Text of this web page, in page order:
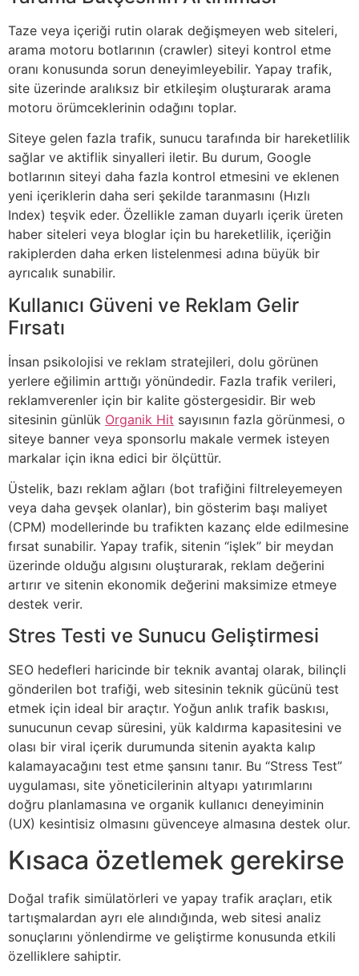
Taze veya içeriği rutin olarak değişmeyen web siteleri,
arama motoru botlarının (crawler) siteyi kontrol etme
oranı konusunda sorun deneyimleyebilir. Yapay trafik,
site üzerinde aralıksız bir etkileşim oluşturarak arama
motoru örümceklerinin odağını toplar.
Siteye gelen fazla trafik, sunucu tarafında bir hareketlilik
sağlar ve aktiflik sinyalleri iletir. Bu durum, Google
botlarının siteyi daha fazla kontrol etmesini ve eklenen
yeni içeriklerin daha seri şekilde taranmasını (Hızlı
Index) teşvik eder. Özellikle zaman duyarlı içerik üreten
haber siteleri veya bloglar için bu hareketlilik, içeriğin
rakiplerden daha erken listelenmesi adına büyük bir
ayrıcalık sunabilir.
Kullanıcı Güveni ve Reklam Gelir
Fırsatı
İnsan psikolojisi ve reklam stratejileri, dolu görünen
yerlere eğilimin arttığı yönündedir. Fazla trafik verileri,
reklamverenler için bir kalite göstergesidir. Bir web
sitesinin günlük Organik Hit sayısının fazla görünmesi, o
siteye banner veya sponsorlu makale vermek isteyen
markalar için ikna edici bir ölçüttür.
Üstelik, bazı reklam ağları (bot trafiğini filtreleyemeyen
veya daha gevşek olanlar), bin gösterim başı maliyet
(CPM) modellerinde bu trafikten kazanç elde edilmesine
fırsat sunabilir. Yapay trafik, sitenin “işlek” bir meydan
üzerinde olduğu algısını oluşturarak, reklam değerini
artırır ve sitenin ekonomik değerini maksimize etmeye
destek verir.
Stres Testi ve Sunucu Geliştirmesi
SEO hedefleri haricinde bir teknik avantaj olarak, bilinçli
gönderilen bot trafiği, web sitesinin teknik gücünü test
etmek için ideal bir araçtır. Yoğun anlık trafik baskısı,
sunucunun cevap süresini, yük kaldırma kapasitesini ve
olası bir viral içerik durumunda sitenin ayakta kalıp
kalamayacağını test etme şansını tanır. Bu “Stress Test”
uygulaması, site yöneticilerinin altyapı yatırımlarını
doğru planlamasına ve organik kullanıcı deneyiminin
(UX) kesintisiz olmasını güvenceye almasına destek olur.
Kısaca özetlemek gerekirse
Doğal trafik simülatörleri ve yapay trafik araçları, etik
tartışmalardan ayrı ele alındığında, web sitesi analiz
sonuçlarını yönlendirme ve geliştirme konusunda etkili
özelliklere sahiptir.